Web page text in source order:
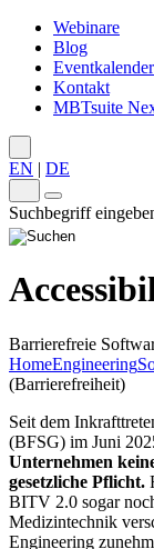
Webinare
Blog
Eventkalender
Kontakt
MBTsuite
EN | DE
Suchbegriff
Barrierefreie
HomeEngineering
(Barrierefreiheit)
Seit dem
(BFSG) im Juni
Unternehmen
gesetzliche Pflicht.
BITV 2.0 sogar
Medizintechnik
Engineering